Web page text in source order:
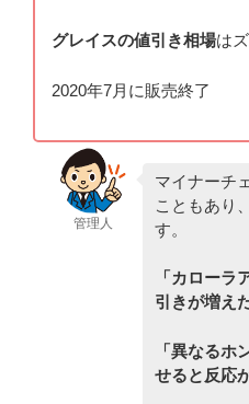
グレイスの値引き相場は
2020年7月に販売終了
管理人
マイナーチ
こともあり
す。
「カローラ
引きが増え
「異なるホ
せると反応